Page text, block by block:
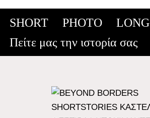
Skip
to
content
SHORT PHOTO LONG
Πείτε μας την ιστορία σας